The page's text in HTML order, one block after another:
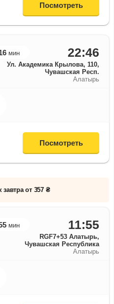
Посмотреть
мин 22:46
Ул. Академика Крылова, 110,
Чувашская Респ.
Алатырь
Посмотреть
завтра от 357 ₴
мин 11:55
RGF7+53 Алатырь,
Чувашская Республика
Алатырь